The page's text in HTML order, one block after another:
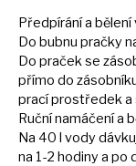
Předpíránía bělení
Do bubnu pračky
Do pračekse
přímo do
prací prostředeka
Ruční namáčenía
Na 40 l vody
na 1-2 hodinya po